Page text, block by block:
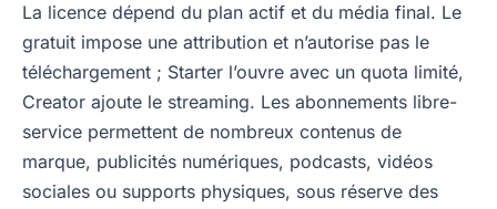
La licence dépend du plan actif et du média final. Le
gratuit impose une attribution et n’autorise pas le
téléchargement ; Starter l’ouvre avec un quota limité,
Creator ajoute le streaming. Les abonnements libre-
service permettent de nombreux contenus de
marque, publicités numériques, podcasts, vidéos
sociales ou supports physiques, sous réserve des